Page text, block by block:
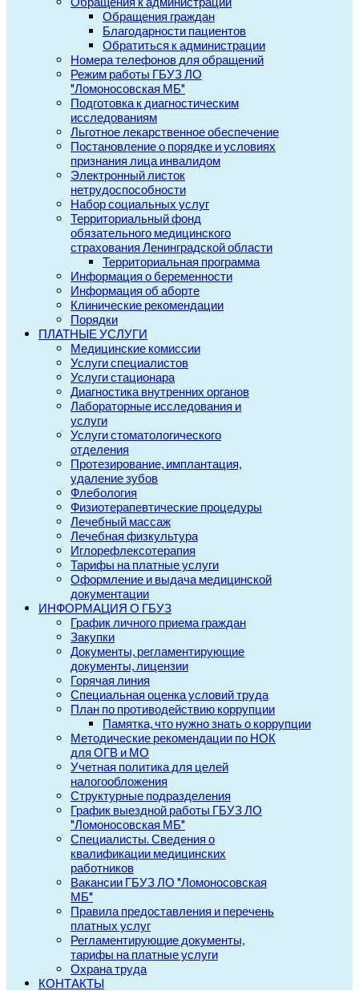
Обращения граждан
Благодарности пациентов
Обратиться к администрации
Номера телефонов для обращений
Режим работы ГБУЗ ЛО
"Ломоносовская МБ"
Подготовка к диагностическим
исследованиям
Льготное лекарственное обеспечение
Постановление о порядке и условиях
признания лица инвалидом
Электронный листок
нетрудоспособности
Набор социальных услуг
Территориальный фонд
обязательного медицинского
страхования Ленинградской области
Территориальная программа
Информация о беременности
Информация об аборте
Клинические рекомендации
Порядки
ПЛАТНЫЕ УСЛУГИ
Медицинские комиссии
Услуги специалистов
Услуги стационара
Диагностика внутренних органов
Лабораторные исследования и
услуги
Услуги стоматологического
отделения
Протезирование, имплантация,
удаление зубов
Флебология
Физиотерапевтические процедуры
Лечебный массаж
Лечебная физкультура
Иглорефлексотерапия
Тарифы на платные услуги
Оформление и выдача медицинской
документации
ИНФОРМАЦИЯ О ГБУЗ
График личного приема граждан
Закупки
Документы, регламентирующие
документы, лицензии
Горячая линия
Специальная оценка условий труда
План по противодействию коррупции
Памятка, что нужно знать о коррупции
Методические рекомендации по НОК
для ОГВ и МО
Учетная политика для целей
налогообложения
Структурные подразделения
График выездной работы ГБУЗ ЛО
"Ломоносовская МБ"
Специалисты. Сведения о
квалификации медицинских
работников
Вакансии ГБУЗ ЛО "Ломоносовская
МБ"
Правила предоставления и перечень
платных услуг
Регламентирующие документы,
тарифы на платные услуги
Охрана труда
КОНТАКТЫ